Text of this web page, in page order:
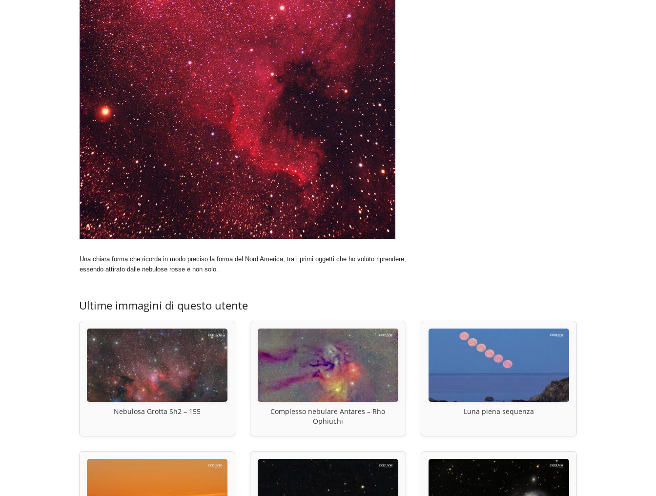
Una chiara forma che ricorda in modo preciso la forma del Nord America, tra i primi oggetti che ho voluto riprendere,
essendo attirato dalle nebulose rosse e non solo.
Ultime immagini di questo utente
Nebulosa Grotta Sh2 – 155
Complesso nebulare Antares – Rho
Ophiuchi
Luna piena sequenza